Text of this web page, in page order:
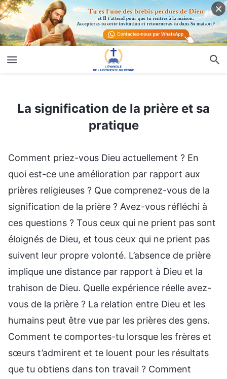
La signification de la prière et sa pratique
La signification de la prière et sa
pratique
Comment priez-vous Dieu actuellement ? En
quoi est-ce une amélioration par rapport aux
prières religieuses ? Que comprenez-vous de la
signification de la prière ? Avez-vous réfléchi à
ces questions ? Tous ceux qui ne prient pas sont
éloignés de Dieu, et tous ceux qui ne prient pas
suivent leur propre volonté. L’absence de prière
implique une distance par rapport à Dieu et la
trahison de Dieu. Quelle expérience réelle avez-
vous de la prière ? La relation entre Dieu et les
humains peut être vue par les prières des gens.
Comment te comportes-tu lorsque les frères et
sœurs t’admirent et te louent pour les résultats
que tu obtiens dans ton travail ? Comment